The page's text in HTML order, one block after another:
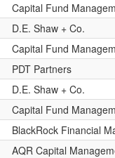
Capital Fund
D.E. Shaw + Co.
Capital Fund
PDT Partners
D.E. Shaw + Co.
Capital Fund
BlackRock Financial
AQR Capital